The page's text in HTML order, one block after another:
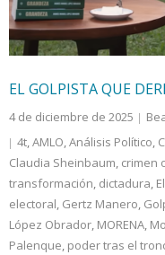
EL GOLPISTA QUE
4 de diciembre de 2025
4t,AMLO,Análisis Político,
Claudia Sheinbaum, crimen
transformación, dictadura,
electoral, Gertz Manero,
López Obrador, MORENA,
Palenque, poder tras el